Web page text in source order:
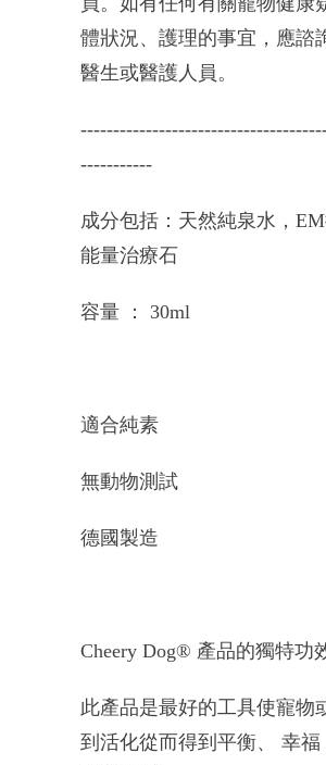
體狀況、護理的事宜，應諮
醫生或醫護人員。
------------------------------
-----------
成分包括：天然純泉水，EM
能量治療石
容量 ： 30ml
適合純素
無動物測試
德國製造
Cheery Dog® 產品的獨特功
此產品是最好的工具使寵物
到活化從而得到平衡、 幸福